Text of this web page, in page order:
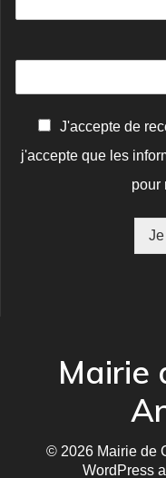
n
J'accepte de
j'accepte que les
pour
Mairie
© 2026 Mairie de
WordPress